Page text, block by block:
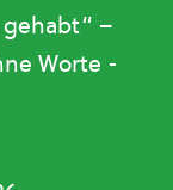
gehabt“ –
Worte -